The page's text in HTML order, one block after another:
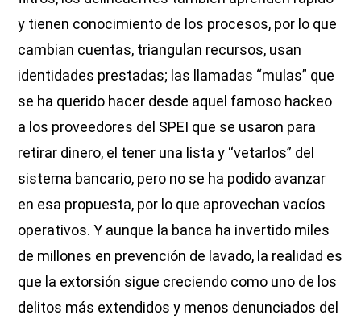
y tienen conocimiento de los procesos, por lo que
cambian cuentas, triangulan recursos, usan
identidades prestadas; las llamadas “mulas” que
se ha querido hacer desde aquel famoso hackeo
a los proveedores del SPEI que se usaron para
retirar dinero, el tener una lista y “vetarlos” del
sistema bancario, pero no se ha podido avanzar
en esa propuesta, por lo que aprovechan vacíos
operativos. Y aunque la banca ha invertido miles
de millones en prevención de lavado, la realidad es
que la extorsión sigue creciendo como uno de los
delitos más extendidos y menos denunciados del